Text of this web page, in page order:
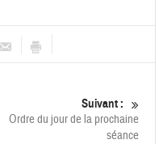
Suivant :
Ordre du jour de la prochaine
séance